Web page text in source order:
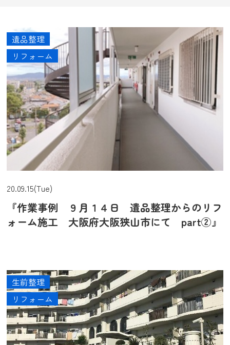
20.09.15(Tue)
『作業事例 ９月１４日 遺品整理からのリフ
ォーム施工 大阪府大阪狭山市にて part②』
遺品整理
リフォーム
生前整理
リフォーム